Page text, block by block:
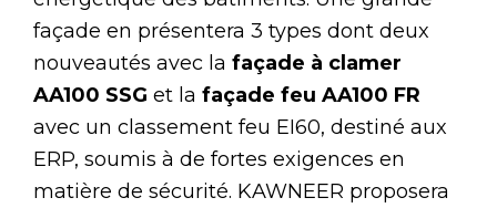
façade en présentera 3 types dont deux
nouveautés avec la façade à clamer
AA100 SSG et la façade feu AA100 FR
avec un classement feu EI60, destiné aux
ERP, soumis à de fortes exigences en
matière de sécurité. KAWNEER proposera